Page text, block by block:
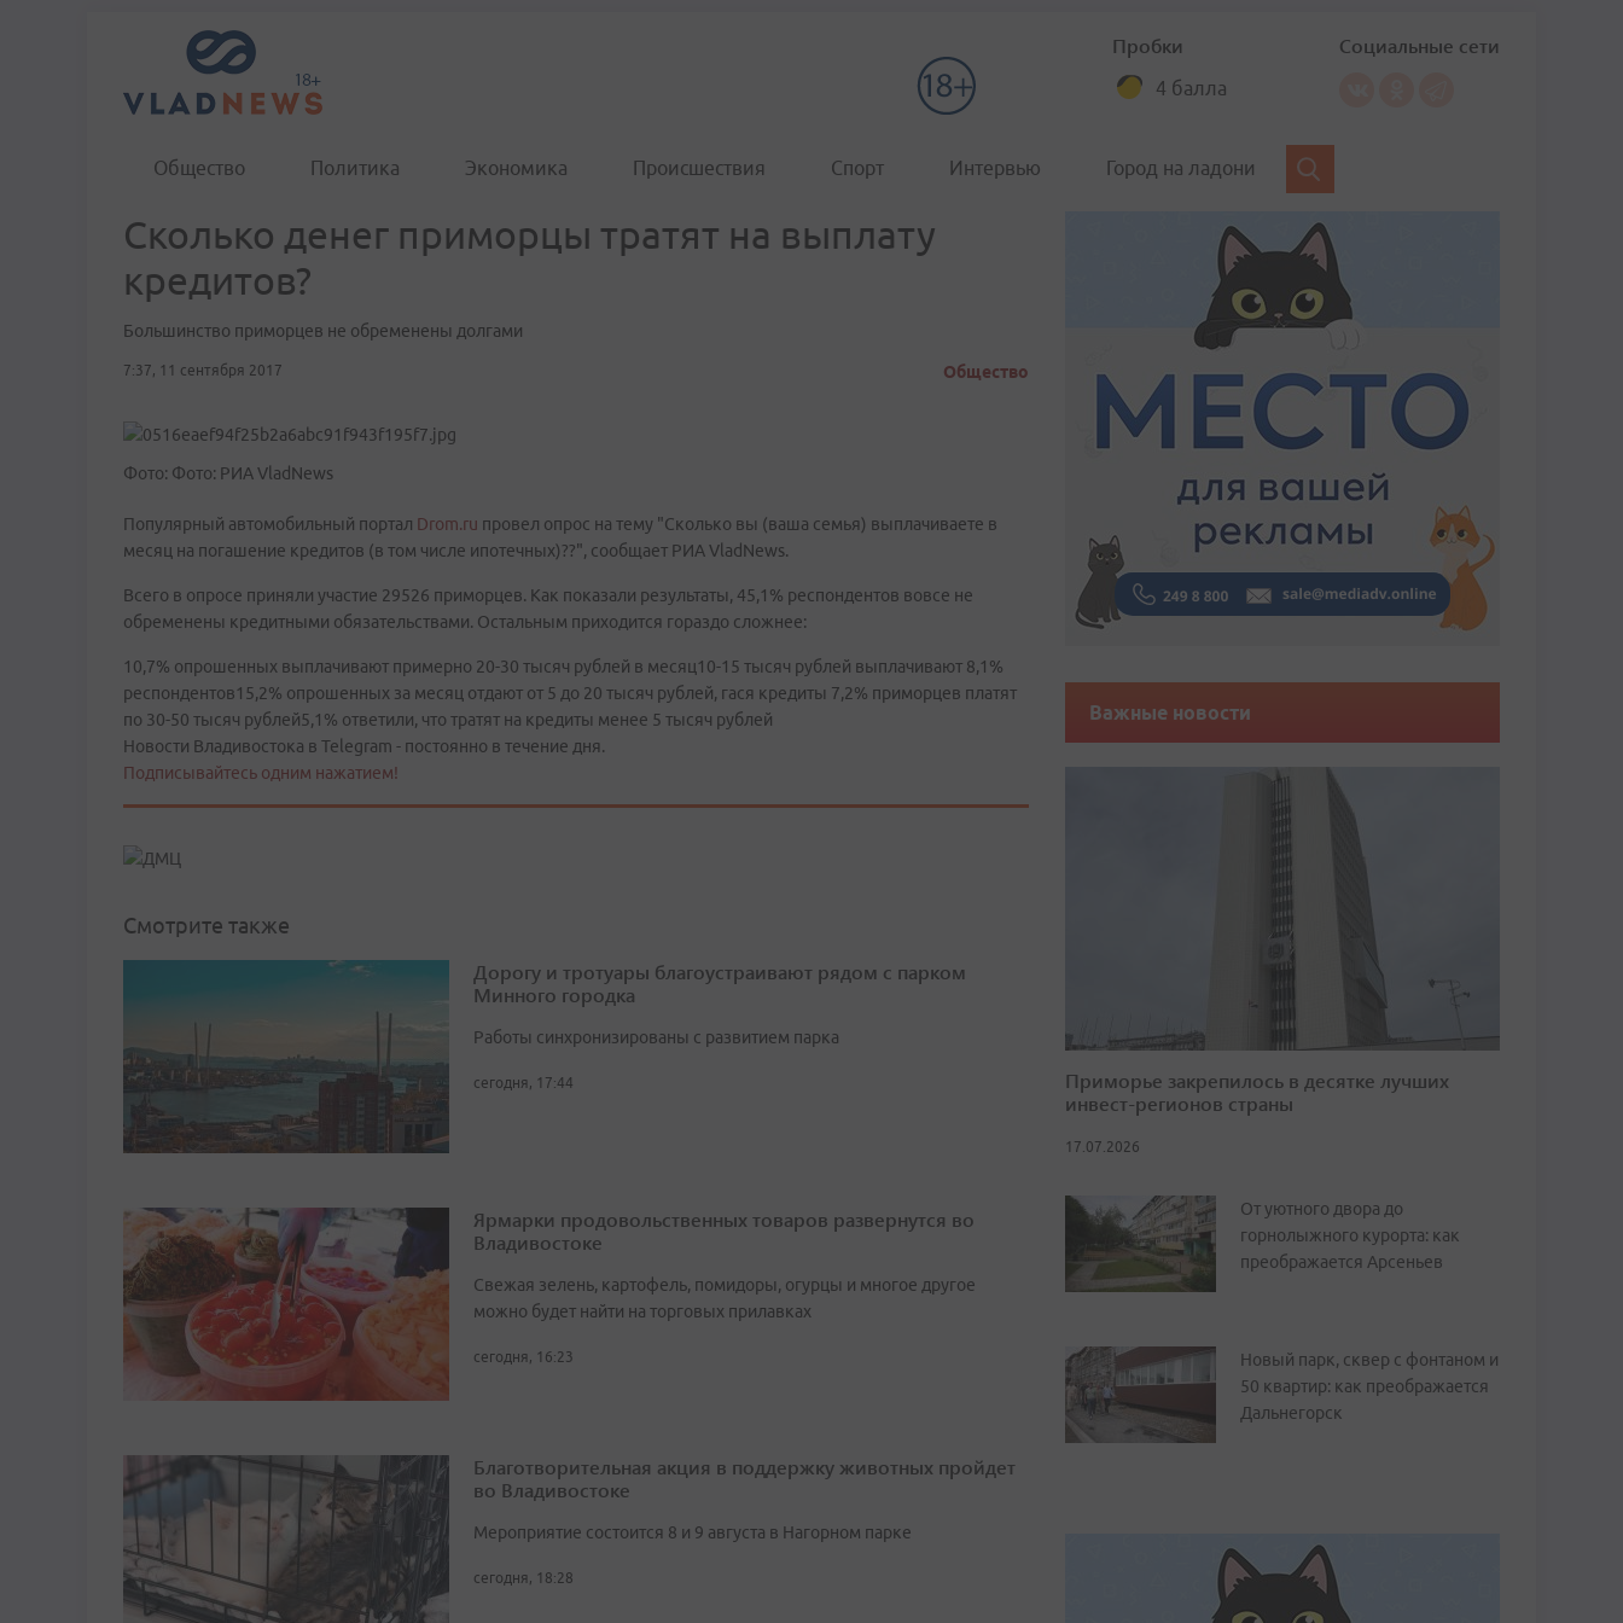
Пробки
4 балла
Социальные сети
Общество Политика Экономика Происшествия Спорт Интервью Город на ладони
Сколько денег приморцы тратят на выплату
кредитов?
Большинство приморцев не обременены долгами
7:37, 11 сентября 2017 Общество
Фото: Фото: РИА VladNews
Популярный автомобильный портал Drom.ru провел опрос на тему "Сколько вы (ваша семья) выплачиваете в
месяц на погашение кредитов (в том числе ипотечных)??", сообщает РИА VladNews.
Всего в опросе приняли участие 29526 приморцев. Как показали результаты, 45,1% респондентов вовсе не
обременены кредитными обязательствами. Остальным приходится гораздо сложнее:
10,7% опрошенных выплачивают примерно 20-30 тысяч рублей в месяц10-15 тысяч рублей выплачивают 8,1%
респондентов15,2% опрошенных за месяц отдают от 5 до 20 тысяч рублей, гася кредиты 7,2% приморцев платят
по 30-50 тысяч рублей5,1% ответили, что тратят на кредиты менее 5 тысяч рублей
Новости Владивостока в Telegram - постоянно в течение дня.
Подписывайтесь одним нажатием!
Смотрите также
Дорогу и тротуары благоустраивают рядом с парком
Минного городка
Работы синхронизированы с развитием парка
сегодня, 17:44
Ярмарки продовольственных товаров развернутся во
Владивостоке
Свежая зелень, картофель, помидоры, огурцы и многое другое
можно будет найти на торговых прилавках
сегодня, 16:23
Благотворительная акция в поддержку животных пройдет
во Владивостоке
Мероприятие состоится 8 и 9 августа в Нагорном парке
сегодня, 18:28
Важные новости
Приморье закрепилось в десятке лучших
инвест-регионов страны
17.07.2026
От уютного двора до
горнолыжного курорта: как
преображается Арсеньев
Новый парк, сквер с фонтаном и
50 квартир: как преображается
Дальнегорск